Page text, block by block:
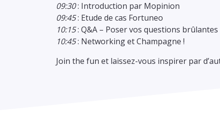
09:30: Introduction par Mopinion
09:45: Etude de cas Fortuneo
10:15: Q&A – Poser vos questions brûlantes
10:45: Networking et Champagne !
Join the fun et laissez-vous inspirer par